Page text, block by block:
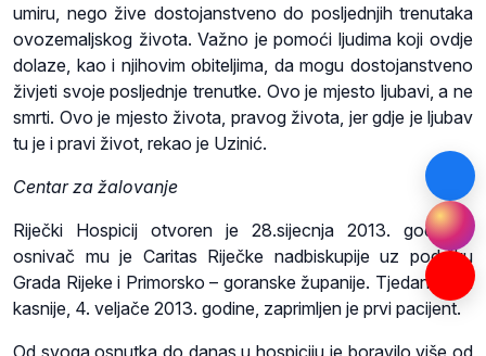
umiru, nego žive dostojanstveno do posljednjih trenutaka
ovozemaljskog života. Važno je pomoći ljudima koji ovdje
dolaze, kao i njihovim obiteljima, da mogu dostojanstveno
živjeti svoje posljednje trenutke. Ovo je mjesto ljubavi, a ne
smrti. Ovo je mjesto života, pravog života, jer gdje je ljubav
tu je i pravi život, rekao je Uzinić.
Centar za žalovanje
Riječki Hospicij otvoren je 28.sijecnja 2013. godine i
osnivač mu je Caritas Riječke nadbiskupije uz podršku
Grada Rijeke i Primorsko – goranske županije. Tjedan dana
kasnije, 4. veljače 2013. godine, zaprimljen je prvi pacijent.
Od svoga osnutka do danas u hospiciju je boravilo više od